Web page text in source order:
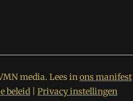
media. Lees inons manifest
beleid Privacy instellingen